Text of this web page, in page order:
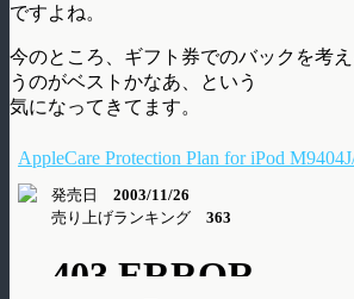
ですよね。
今のところ、ギフト券でのバックを考え
うのがベストかなあ、という
気になってきてます。
AppleCare Protection Plan for iPod
発売日 2003/11/26
売り上げランキング 363